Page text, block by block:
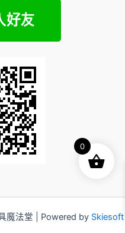
魔法堂 | Powered by Skiesoft
0